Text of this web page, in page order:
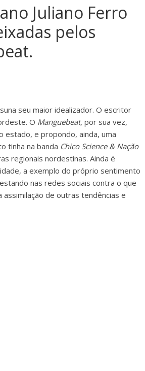
Juliano Ferro
pelos
seu maior idealizador. O escritor
O Manguebeat, por sua vez,
estado, e propondo, ainda, uma
tinha na banda Chico Science & Nação
regionais nordestinas. Ainda é
a exemplo do próprio sentimento
nas redes sociais contra o que
de outras tendências e